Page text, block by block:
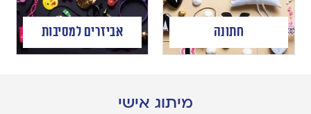
חתונה אביזרים למסיבות
מיתוג אישי